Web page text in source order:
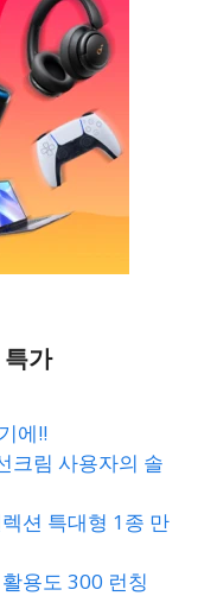
가
에!!
크림 사용자의 솔
션 특대형 1종 만
용도 300 런칭